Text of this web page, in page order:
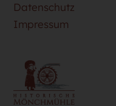
Datenschutz
Impressum